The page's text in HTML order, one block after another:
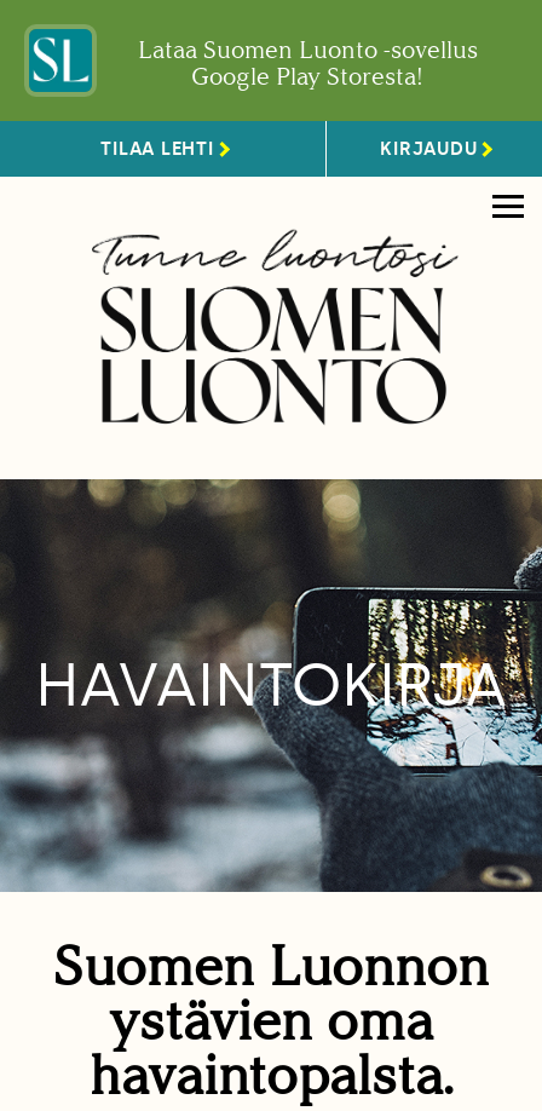
Lataa Suomen Luonto -sovellus
Google Play Storesta!
TILAA LEHTI KIRJAUDU
HAVAINTOKIRJA
Suomen Luonnon
ystävien oma
havaintopalsta.